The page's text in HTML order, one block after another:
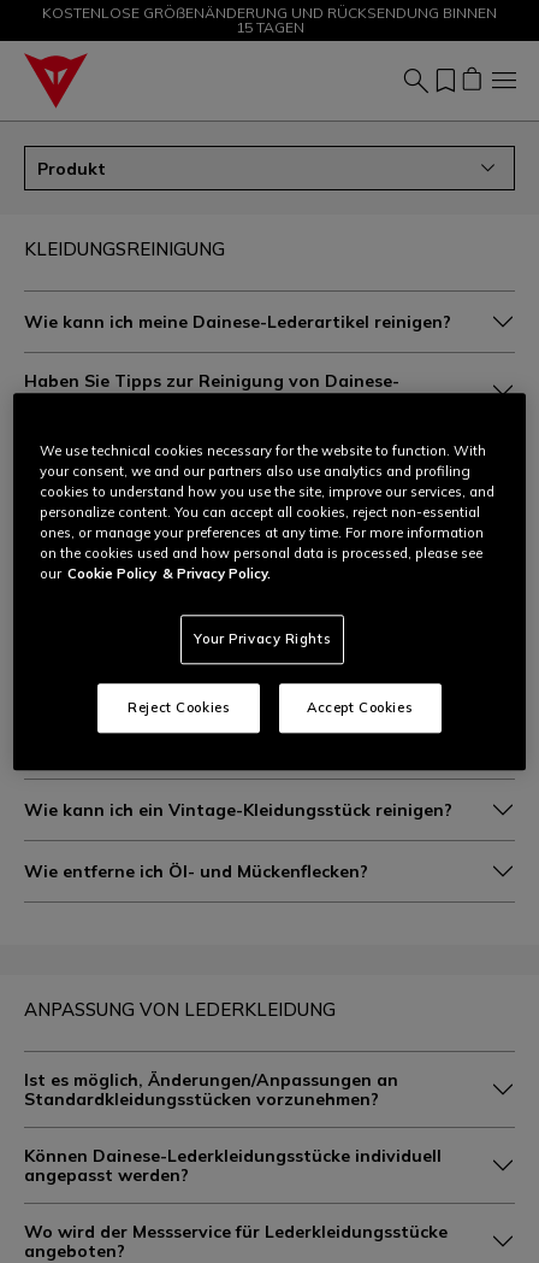
SALE BIS ZU -50 % – JETZT SHOPPEN
KOSTENLOSE GRÖßENÄNDERUNG UND RÜCKSENDUNG BINNEN
15 TAGEN
Produkt
KLEIDUNGSREINIGUNG
Wie kann ich meine Dainese-Lederartikel reinigen?
Haben Sie Tipps zur Reinigung von Dainese-
Lederkleidung?
Ich möchte mein Dainese-Lederkleidungsstück von
Ihnen reinigen lassen. Ist das möglich?
Wie wasche ich Stoffkleidung mit GORE-TEX® und D-
Dry®?
Wie wasche ich meine Handschuhe?
Wie sollte ich meine Stiefel reinigen?
Wie sollte ich ein Kleidungsstück aus Mischgewebe
Wie kann ich ein Vintage-Kleidungsstück reinigen?
Wie entferne ich Öl- und Mückenflecken?
ANPASSUNG VON LEDERKLEIDUNG
Ist es möglich, Änderungen/Anpassungen an
Standardkleidungsstücken vorzunehmen?
Können Dainese-Lederkleidungsstücke individuell
angepasst werden?
Wo wird der Messservice für Lederkleidungsstücke
angeboten?
We use technical cookies necessary for the website to function. With
your consent, we and our partners also use analytics and profiling
cookies to understand how you use the site, improve our services, and
personalize content. You can accept all cookies, reject non-essential
ones, or manage your preferences at any time. For more information
on the cookies used and how personal data is processed, please see
our Cookie Policy & Privacy Policy.
Your Privacy Rights
Reject Cookies Accept Cookies